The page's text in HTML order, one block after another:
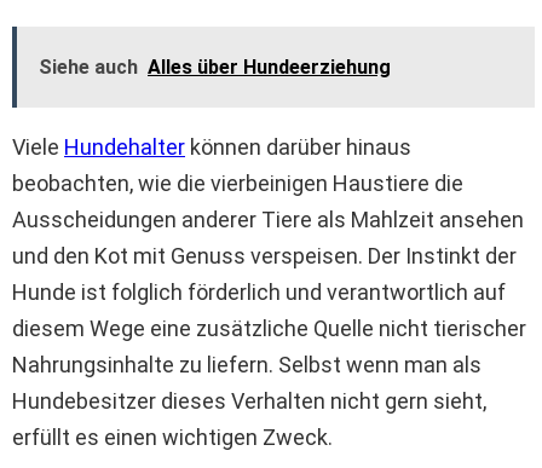
Siehe auch Alles über Hundeerziehung
Viele Hundehalter können darüber hinaus
beobachten, wie die vierbeinigen Haustiere die
Ausscheidungen anderer Tiere als Mahlzeit ansehen
und den Kot mit Genuss verspeisen. Der Instinkt der
Hunde ist folglich förderlich und verantwortlich auf
diesem Wege eine zusätzliche Quelle nicht tierischer
Nahrungsinhalte zu liefern. Selbst wenn man als
Hundebesitzer dieses Verhalten nicht gern sieht,
erfüllt es einen wichtigen Zweck.